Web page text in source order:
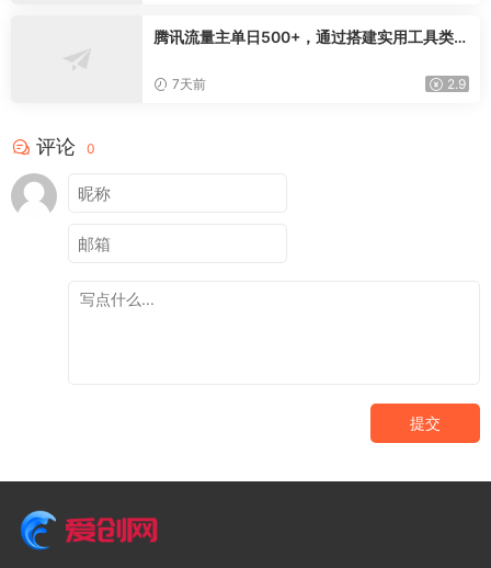
腾讯流量主单日500+，通过搭建实用工具类小
7天前 2.9
评论 0
提交